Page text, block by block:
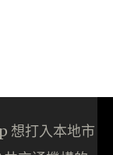
想打入本地市